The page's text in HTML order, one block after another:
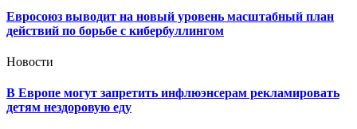
Евросоюз выводит на новый уровень масштабный план
действий по борьбе с кибербуллингом
Новости
В Европе могут запретить инфлюэнсерам рекламировать
детям нездоровую еду